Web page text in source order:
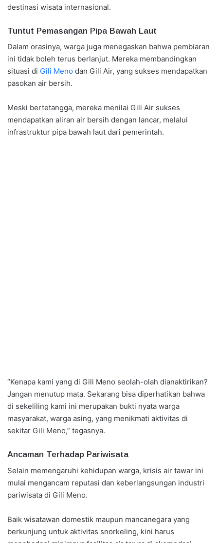
destinasi wisata internasional.
Tuntut Pemasangan Pipa Bawah Laut
Dalam orasinya, warga juga menegaskan bahwa pembiaran
ini tidak boleh terus berlanjut. Mereka membandingkan
situasi di Gili Meno dan Gili Air, yang sukses mendapatkan
pasokan air bersih.
Meski bertetangga, mereka menilai Gili Air sukses
mendapatkan aliran air bersih dengan lancar, melalui
infrastruktur pipa bawah laut dari pemerintah.
“Kenapa kami yang di Gili Meno seolah-olah dianaktirikan?
Jangan menutup mata. Sekarang bisa diperhatikan bahwa
di sekeliling kami ini merupakan bukti nyata warga
masyarakat, warga asing, yang menikmati aktivitas di
sekitar Gili Meno,” tegasnya.
Ancaman Terhadap Pariwisata
Selain memengaruhi kehidupan warga, krisis air tawar ini
mulai mengancam reputasi dan keberlangsungan industri
pariwisata di Gili Meno.
Baik wisatawan domestik maupun mancanegara yang
berkunjung untuk aktivitas snorkeling, kini harus